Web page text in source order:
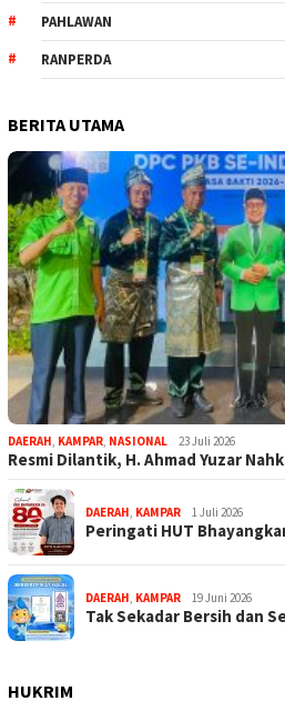
PAHLAWAN
RANPERDA
BERITA UTAMA
DAERAH KAMPAR NASIONAL 23 Juli 2026
Resmi Dilantik, H. Ahmad Yuzar
DAERAH KAMPAR 1 Juli 2026
Peringati HUT
DAERAH KAMPAR 19 Juni 2026
Tak Sekadar Bersih dan
HUKRIM